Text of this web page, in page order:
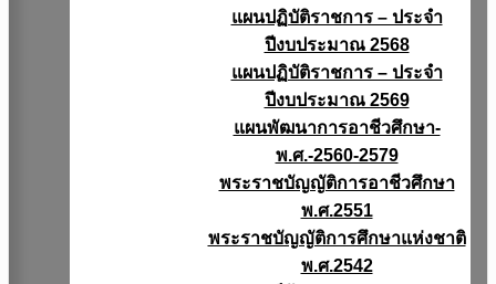
แผนปฏิบัติราชการ – ประจำ
ปีงบประมาณ 2568
แผนปฏิบัติราชการ – ประจำ
ปีงบประมาณ 2569
แผนพัฒนาการอาชีวศึกษา-
พ.ศ.-2560-2579
พระราชบัญญัติการอาชีวศึกษา
พ.ศ.2551
พระราชบัญญัติการศึกษาแห่งชาติ
พ.ศ.2542